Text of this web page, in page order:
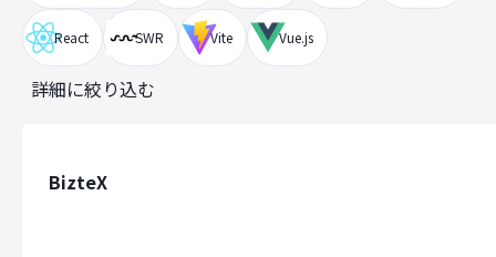
React SWR Vite Vue.js
詳細に絞り込む
BizteX